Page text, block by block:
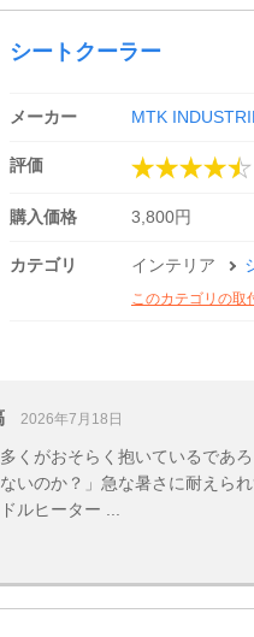
シートクーラー
メーカー MTK
評価
購入価格 3,800円
カテゴリ インテリア
このカテゴリの取
2026年7月18日
くがおそらく抱いているであ
いのか？」急な暑さに耐えら
ルヒーター ...